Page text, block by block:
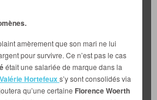
amèrement que son mari ne lui
pour survivre. Ce n’est pas le cas
était une salariée de marque dans la
Valérie Hortefeuxs’y sont consolidés via
qu’une certaine Florence Woerth